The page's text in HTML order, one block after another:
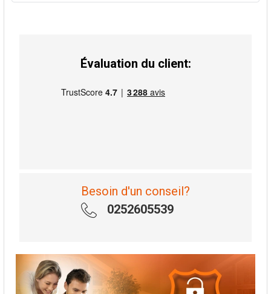
Évaluation du client:
Besoin d'un conseil?
0252605539